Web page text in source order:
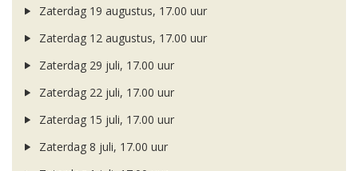
Zaterdag 19 augustus, 17.00 uur
Zaterdag 12 augustus, 17.00 uur
Zaterdag 29 juli, 17.00 uur
Zaterdag 22 juli, 17.00 uur
Zaterdag 15 juli, 17.00 uur
Zaterdag 8 juli, 17.00 uur